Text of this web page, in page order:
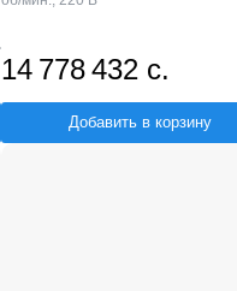
14 778 432 с.
Добавить в корзину